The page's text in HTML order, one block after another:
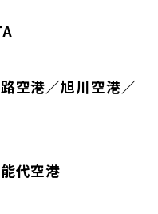
空港／旭川空港／
代空港